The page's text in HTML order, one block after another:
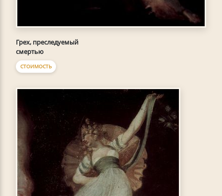
Грех, преследуемый
смертью
СТОИМОСТЬ